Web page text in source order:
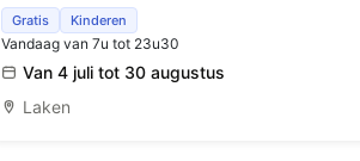
Ontdek deze zomer Parkway ! ☀️
Gratis Kinderen
Vandaag van 7u tot 23u30
Van 4 juli tot 30 augustus
Laken